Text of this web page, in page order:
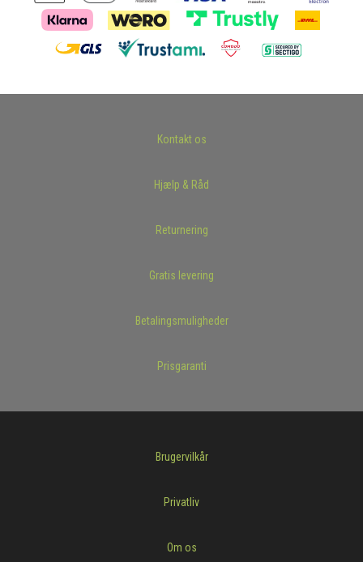
Kontakt os
Hjælp & Råd
Returnering
Gratis levering
Betalingsmuligheder
Prisgaranti
Brugervilkår
Privatliv
Om os